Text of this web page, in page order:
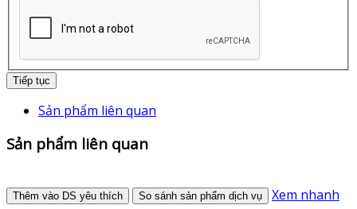
Tiếp tục
Sản phẩm liên quan
Sản phẩm liên quan
Thêm vào DS yêu thích So sánh sản phẩm dịch vụ Xem nhanh